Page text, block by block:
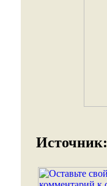
Источник: